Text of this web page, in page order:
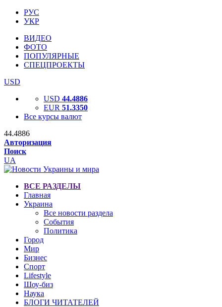
РУС
УКР
ВИДЕО
ФОТО
ПОПУЛЯРНЫЕ
СПЕЦПРОЕКТЫ
USD
USD 44.4886
EUR 51.3350
Все курсы валют
44.4886
Авторизация
Поиск
UA
ВСЕ РАЗДЕЛЫ
Главная
Украина
Все новости раздела
События
Политика
Город
Мир
Бизнес
Спорт
Lifestyle
Шоу-биз
Наука
БЛОГИ ЧИТАТЕЛЕЙ